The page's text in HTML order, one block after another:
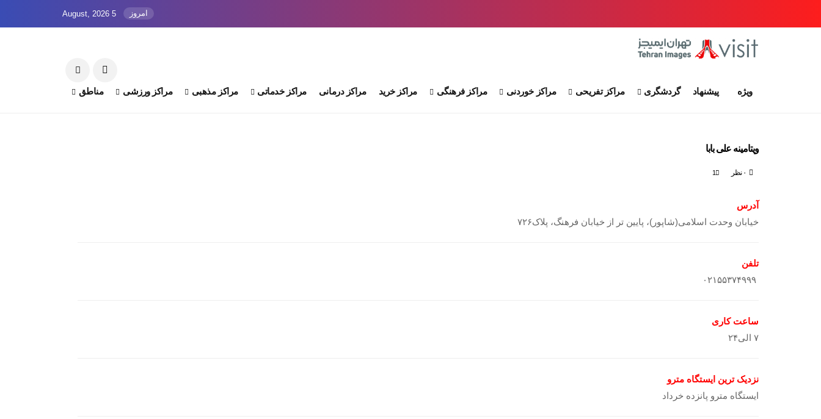
امروز 5 August, 2026
ویژه پیشنهاد گردشگری مراکز تفریحی مراکز خوردنی مراکز فرهنگی مراکز خرید مراکز درمانی مراکز خدماتی مراکز مذهبی مراکز ورزشی مناطق
ویتامینه علی بابا
۰ نظر 1
آدرس
خیابان وحدت اسلامی(شاپور)، پایین تر از خیابان فرهنگ، پلاک۷۲۶
تلفن
ساعت کاری
۷ الی۲۴
نزدیک ترین ایستگاه مترو
ایستگاه مترو پانزده خرداد